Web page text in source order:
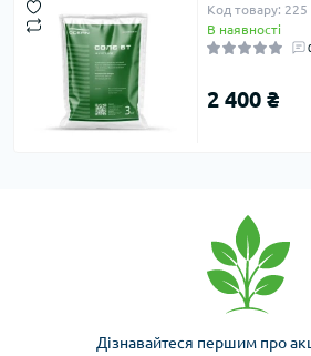
Код товару: 225
В наявності
2 400 ₴
Дізнавайтеся першим про